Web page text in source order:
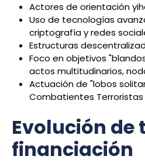
Actores de orientación
Uso de tecnologías
criptografía y redes
Estructuras
Foco en objetivos
actos multitudinarios,
Actuación de "lobos
Combatientes Terroristas
Evolución de
financiación